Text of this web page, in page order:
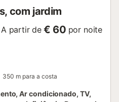
com jardim
A partir de € 60 por noite
350 m para a costa
Ar condicionado, TV,